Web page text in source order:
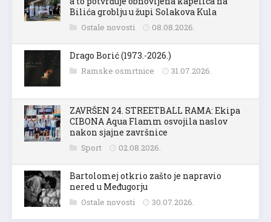
Bilića groblju u župi Solakova Kula
Ostale novosti 08.08.2026.
Drago Borić (1973.-2026.)
Ramske osmrtnice 31.07.2026.
ZAVRŠEN 24. STREETBALL RAMA: Ekipa
CIBONA Aqua Flamm osvojila naslov
nakon sjajne završnice
Sport 02.08.2026.
Bartolomej otkrio zašto je napravio
nered u Međugorju
Ostale novosti 30.07.2026.